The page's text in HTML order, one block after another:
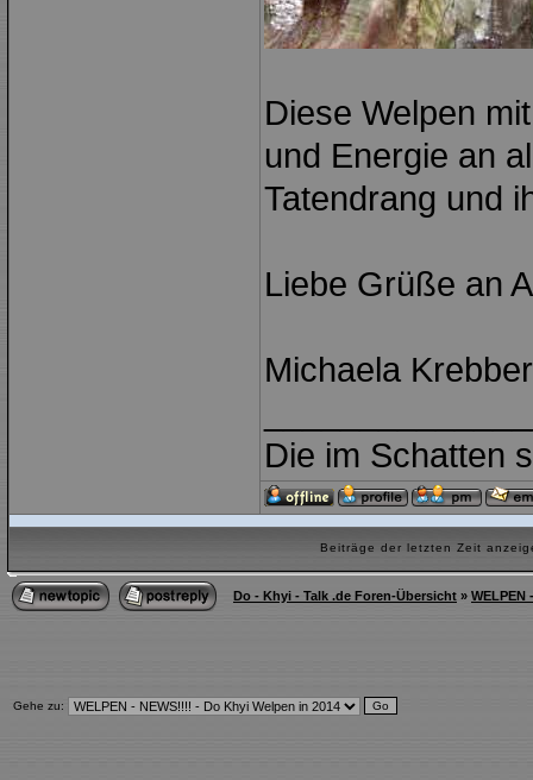
Diese Welpen
und Energie an
Tatendrang und
Liebe Grüße an
Michaela Krebber
Die im Schatten
Beiträge der letzten Zeit
Do - Khyi - Talk .de Foren-Übersicht » WELPEN
Gehe zu: